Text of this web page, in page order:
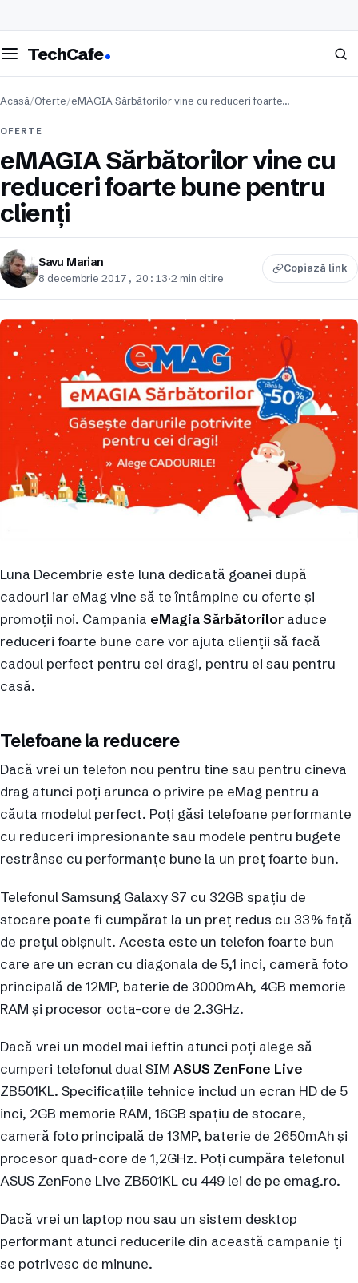
meniul
TechCafe Caută
Acasă/Oferte/eMAGIA Sărbătorilor vine cu reduceri foarte…
OFERTE
eMAGIA Sărbătorilor vine cu
reduceri foarte bune pentru
clienți
Savu Marian
8 decembrie 2017, 20:13·2 min citire
Copiază link
Luna Decembrie este luna dedicată goanei după
cadouri iar eMag vine să te întâmpine cu oferte și
promoții noi. Campania eMagia Sărbătorilor aduce
reduceri foarte bune care vor ajuta clienții să facă
cadoul perfect pentru cei dragi, pentru ei sau pentru
casă.
Telefoane la reducere
Dacă vrei un telefon nou pentru tine sau pentru cineva
drag atunci poți arunca o privire pe eMag pentru a
căuta modelul perfect. Poți găsi telefoane performante
cu reduceri impresionante sau modele pentru bugete
restrânse cu performanțe bune la un preț foarte bun.
Telefonul Samsung Galaxy S7 cu 32GB spațiu de
stocare poate fi cumpărat la un preț redus cu 33% față
de prețul obișnuit. Acesta este un telefon foarte bun
care are un ecran cu diagonala de 5,1 inci, cameră foto
principală de 12MP, baterie de 3000mAh, 4GB memorie
RAM și procesor octa-core de 2.3GHz.
Dacă vrei un model mai ieftin atunci poți alege să
cumperi telefonul dual SIM ASUS ZenFone Live
ZB501KL. Specificațiile tehnice includ un ecran HD de 5
inci, 2GB memorie RAM, 16GB spațiu de stocare,
cameră foto principală de 13MP, baterie de 2650mAh și
procesor quad-core de 1,2GHz. Poți cumpăra telefonul
ASUS ZenFone Live ZB501KL cu 449 lei de pe emag.ro.
Dacă vrei un laptop nou sau un sistem desktop
performant atunci reducerile din această campanie ți
se potrivesc de minune.